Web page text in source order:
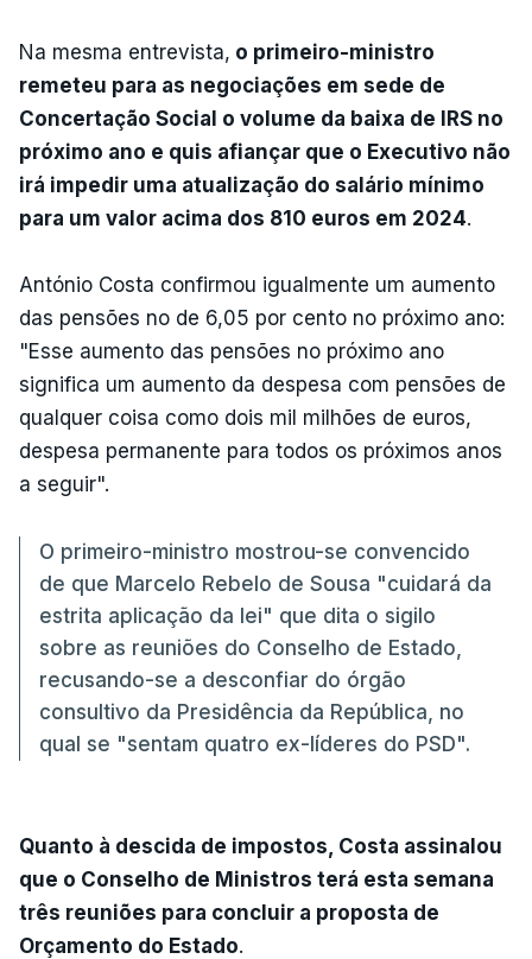
Na mesma entrevista, o primeiro-ministro
remeteu para as negociações em sede de
Concertação Social o volume da baixa de IRS no
próximo ano e quis afiançar que o Executivo não
irá impedir uma atualização do salário mínimo
para um valor acima dos 810 euros em 2024.
António Costa confirmou igualmente um aumento
das pensões no de 6,05 por cento no próximo ano:
"Esse aumento das pensões no próximo ano
significa um aumento da despesa com pensões de
qualquer coisa como dois mil milhões de euros,
despesa permanente para todos os próximos anos
a seguir".
O primeiro-ministro mostrou-se convencido
de que Marcelo Rebelo de Sousa "cuidará da
estrita aplicação da lei" que dita o sigilo
sobre as reuniões do Conselho de Estado,
recusando-se a desconfiar do órgão
consultivo da Presidência da República, no
qual se "sentam quatro ex-líderes do PSD".
Quanto à descida de impostos, Costa assinalou
que o Conselho de Ministros terá esta semana
três reuniões para concluir a proposta de
Orçamento do Estado.